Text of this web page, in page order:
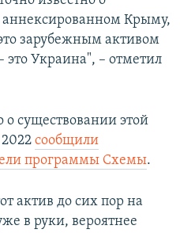
Крыму,
зарубежным активом
это Украина", – отметил
существовании этой
сообщили
программы Схемы.
актив до сих пор на
в руки, вероятнее